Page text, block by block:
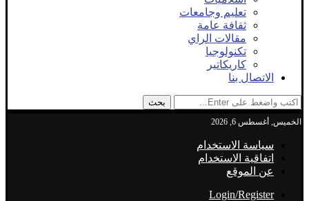
تعليم وجامعات
ثقافة عامة
مقالات الراي
تكنولوجيا
كاريكاتير
الاتصال بنا
بحث
الخميس, أغسطس 6, 2026
سياسة الاستخدام
اتفاقية الاستخدام
عن الموقع
Login/Register